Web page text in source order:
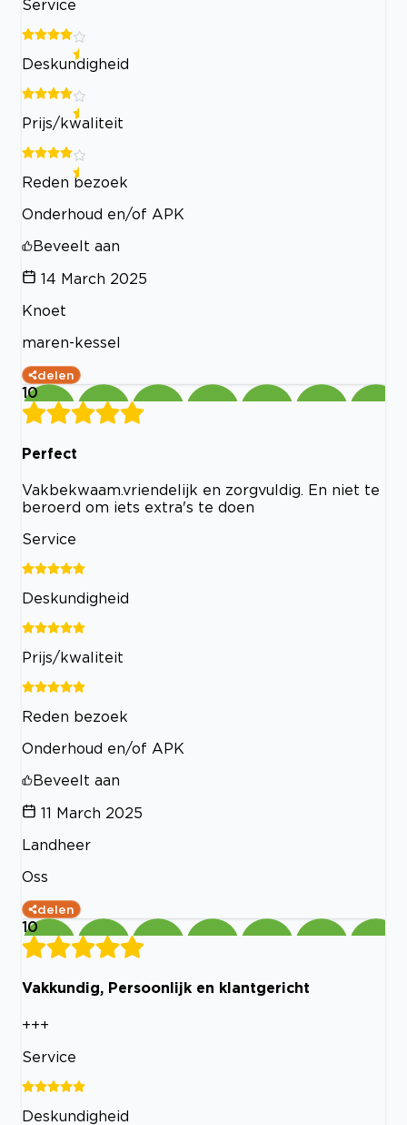
Service
Deskundigheid
Prijs/kwaliteit
Reden bezoek
Onderhoud en/of APK
Beveelt aan
14 March 2025
Knoet
maren-kessel
delen
10
Perfect
Vakbekwaam.vriendelijk en zorgvuldig. En niet te
beroerd om iets extra's te doen
Service
Deskundigheid
Prijs/kwaliteit
Reden bezoek
Onderhoud en/of APK
Beveelt aan
11 March 2025
Landheer
Oss
delen
10
Vakkundig, Persoonlijk en klantgericht
+++
Service
Deskundigheid